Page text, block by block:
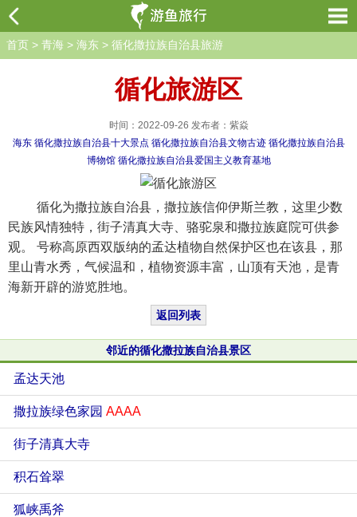
首页 > 青海 > 海东 > 循化撒拉族自治县旅游
循化旅游区
时间：2022-09-26 发布者：紫焱
海东 循化撒拉族自治县十大景点 循化撒拉族自治县文物古迹 循化撒拉族自治县
博物馆 循化撒拉族自治县爱国主义教育基地
循化为撒拉族自治县，撒拉族信仰伊斯兰教，这里少数
民族风情独特，街子清真大寺、骆驼泉和撒拉族庭院可供参
观。 号称高原西双版纳的孟达植物自然保护区也在该县，那
里山青水秀，气候温和，植物资源丰富，山顶有天池，是青
海新开辟的游览胜地。
返回列表
邻近的循化撒拉族自治县景区
孟达天池
撒拉族绿色家园 AAAA
街子清真大寺
积石耸翠
狐峡禹斧